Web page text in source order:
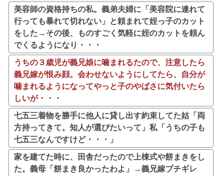
美容師の資格持ちの私。義弟夫婦に「美容院に連れて
行っても暴れて切れない」と頼まれて姪っ子のカット
をした→その後、ものすごく気軽に姪のカットを頼ん
でくるようになり・・・
うちの３歳児が義兄娘に噛まれるたので、注意したら
義兄嫁が恨み顔。会わせないようにしてたら、自分が
噛まれるようになってやっと子のやばさに気付いたら
しいが・・・
七五三着物を勝手に他人に貸し出す約束してた姑「両
方持ってきて。知人が選びたいって」私「うちの子も
七五三なんですけど・・・」
家を建てた時に、田舎だったので上棟式や餅まきをし
た。義母「餅まき良かったわよ」→義兄嫁ブチギレ